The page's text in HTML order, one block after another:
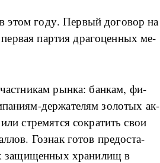
этом го­ду. Пер­вый до­го­вор на
пар­тия дра­го­цен­ных ме­
ры­н­ка: бан­кам, фи­
­дер­жа­те­лям зо­ло­тых ак­
стре­мят­ся со­кра­тить свои
Гознак го­тов пре­до­ста­
за­щи­щен­ных хра­ни­лищ в